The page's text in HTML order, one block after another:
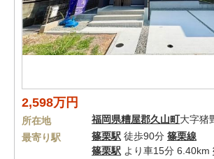
2,598万円
所在地 福岡県糟屋郡久山町大字猪
最寄り駅
篠栗駅 徒歩90分 篠栗線
篠栗駅 より車15分 6.40km